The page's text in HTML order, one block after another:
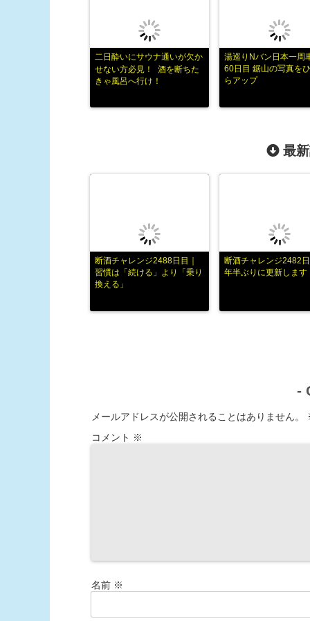
二日酔いにサウナ通いが欠か
せない方必見！ 酒を断ちた
きゃ風呂へ行け！
湯巡りNバン日本一周
60日目 鋸山の写真を
らアップ
最
断酒チャレンジ2488日目｜
習慣は「続ける」より「乗り
換える」
断酒チャレンジ2482
年半ぶりに更新します
-
メールアドレスが公開されることはありません。
コメント ※
名前 ※